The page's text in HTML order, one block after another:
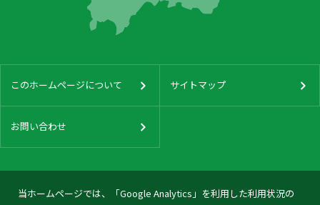
当ホームページでは、「Google Analytics」を利用した利用状況の
このホームページについて サイトマップ
お問い合わせ